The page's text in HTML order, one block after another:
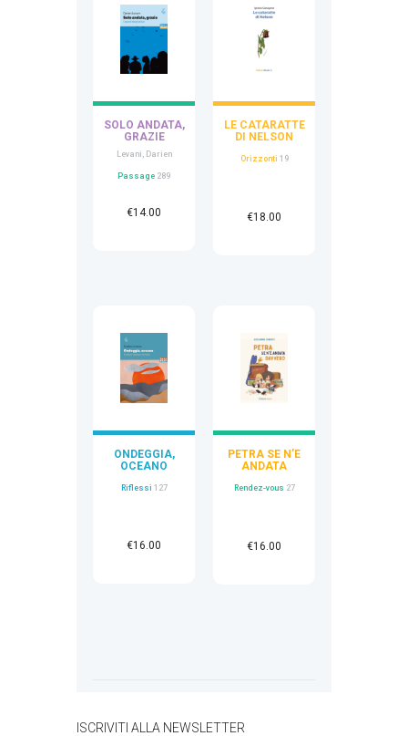
SOLO ANDATA,
GRAZIE
Levani, Darien
Passage 289
€14.00
LE CATARATTE
DI NELSON
Orizzonti 19
€18.00
ONDEGGIA,
OCEANO
Riflessi 127
€16.00
PETRA SE N’È
ANDATA
Rendez-vous 27
€16.00
ISCRIVITI ALLA NEWSLETTER